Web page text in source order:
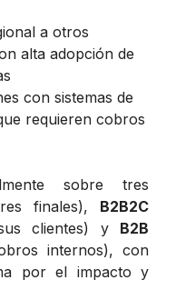
a otros
alta adopción de
con sistemas de
requieren cobros
sobre tres
finales), B2B2C
clientes) y B2B
internos), con
por el impacto y